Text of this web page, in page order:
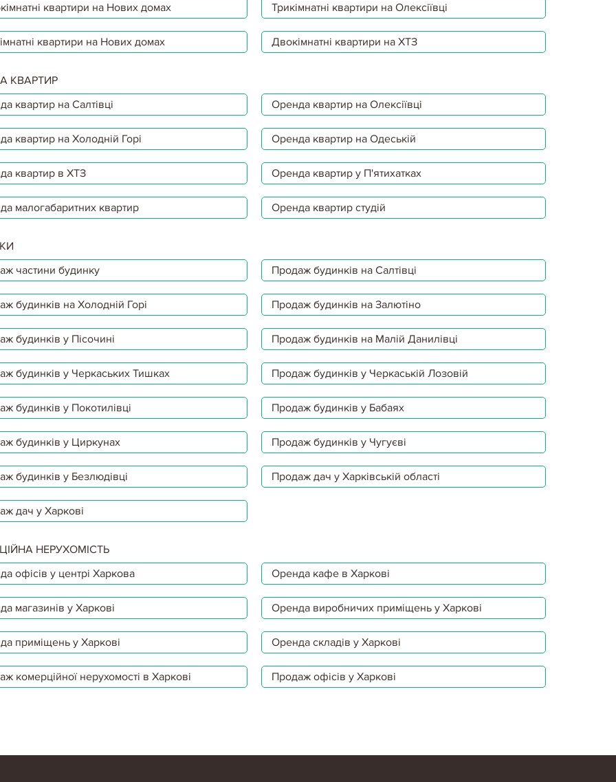
квартири на Нових домах Трикімнатні квартири на Олексіївці
квартири на Нових домах Двокімнатні квартири на ХТЗ
КВАРТИР
квартир на Салтівці
Оренда квартир на Олексіївці
квартир на Холодній Горі Оренда квартир на Одеській
квартир в ХТЗ Оренда квартир у П'ятихатках
малогабаритних квартир Оренда квартир студій
частини будинку
Продаж будинків на Салтівці
будинків на Холодній Горі Продаж будинків на Залютіно
будинків у Пісочині Продаж будинків на Малій Данилівці
будинків у Черкаських Тишках Продаж будинків у Черкаській Лозовій
будинків у Покотилівці Продаж будинків у Бабаях
будинків у Циркунах Продаж будинків у Чугуєві
будинків у Безлюдівці Продаж дач у Харківській області
дач у Харкові
НЕРУХОМІСТЬ
офісів у центрі Харкова
Оренда кафе в Харкові
магазинів у Харкові Оренда виробничих приміщень у Харкові
приміщень у Харкові Оренда складів у Харкові
комерційної нерухомості в Харкові Продаж офісів у Харкові